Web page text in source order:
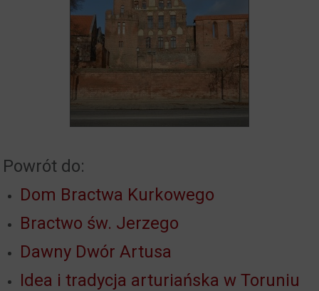
Powrót do:
Dom Bractwa Kurkowego
Bractwo św. Jerzego
Dawny Dwór Artusa
Idea i tradycja arturiańska w Toruniu